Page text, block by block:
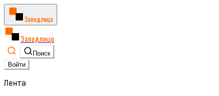
Заподлицо
Заподлицо
Поиск
Войти
Лента